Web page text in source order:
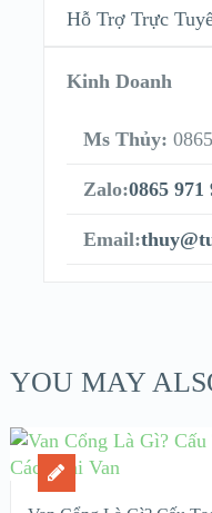
Hỗ Trợ Trực
Kinh Doanh
Ms Thủy:
Zalo:0865 971
Email:
YOU MAY